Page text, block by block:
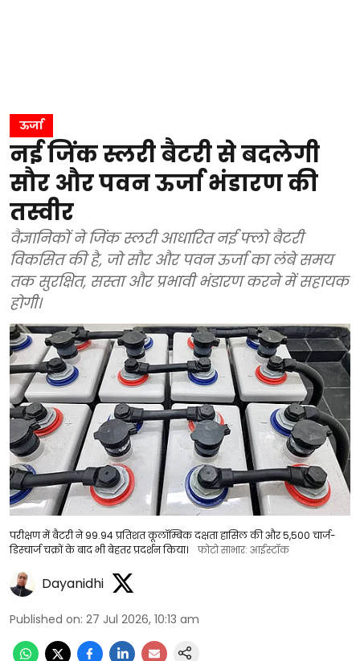
ऊर्जा
नई जिंक स्लरी बैटरी से बदलेगी
सौर और पवन ऊर्जा भंडारण की
तस्वीर
वैज्ञानिकों ने जिंक स्लरी आधारित नई फ्लो बैटरी
विकसित की है, जो सौर और पवन ऊर्जा का लंबे समय
तक सुरक्षित, सस्ता और प्रभावी भंडारण करने में सहायक
होगी।
परीक्षण में बैटरी ने 99.94 प्रतिशत कूलॉम्बिक दक्षता हासिल की और 5,500 चार्ज-
डिस्चार्ज चक्रों के बाद भी बेहतर प्रदर्शन किया।
फोटो साभार: आईस्टॉक
Dayanidhi
Published on: 27 Jul 2026, 10:13 am